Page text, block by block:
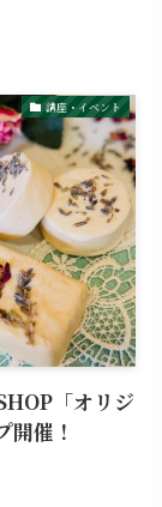
講座・イベント
「オリジ
開催！